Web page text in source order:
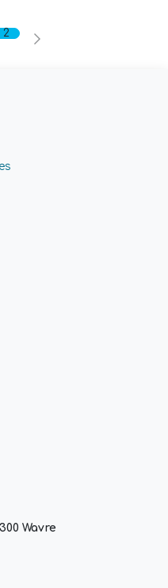
2
Wavre